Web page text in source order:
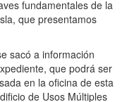
fundamentales de la
que presentamos
sacó a información
que podrá ser
en la oficina de esta
de Usos Múltiples